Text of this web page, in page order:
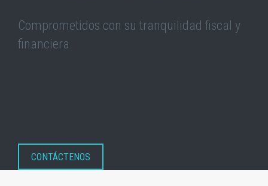
Comprometidos con su tranquilidad fiscal y
financiera
CONTÁCTENOS